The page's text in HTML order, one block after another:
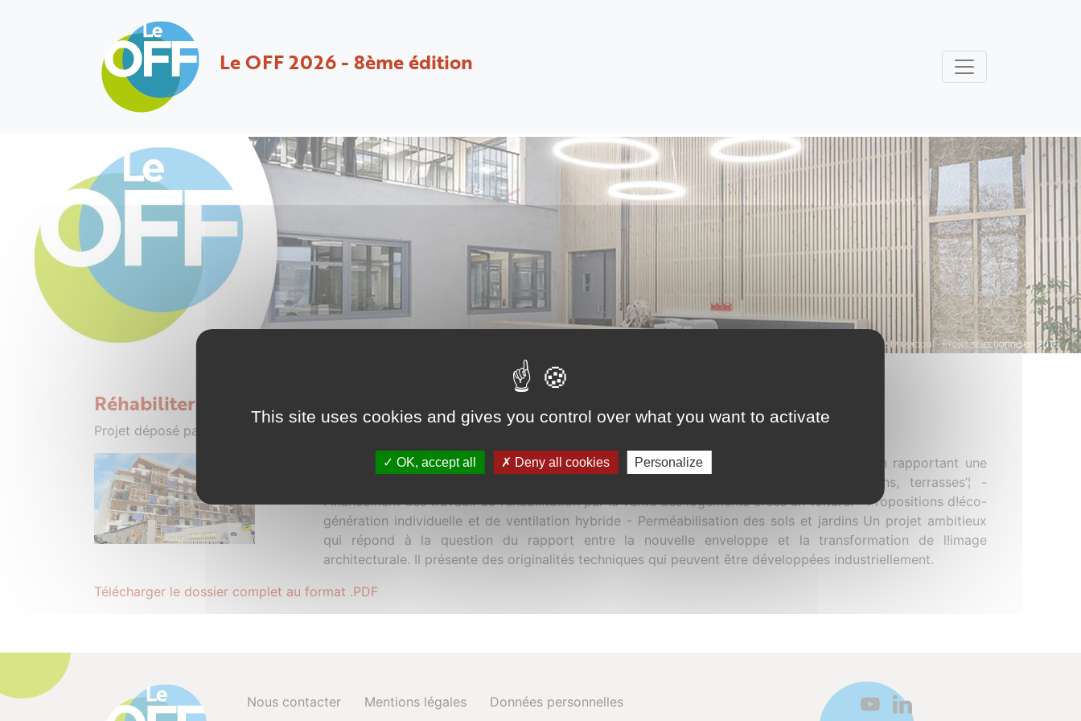
Le OFF 2026 - 8ème édition
Réhabiliter et requalifier un immeuble collectif des années 1950 à "coût zéro"
Projet déposé par PELEGRIN - 30 septembre 2014
- Projet qui renouvelle radicalement l'image d'un bâtiment parisien des années 50-60 en rapportant une
structure métallique support qui permet d'installer des espaces extérieurs : balcons, terrasses’¦ -
Financement des travaux de réhabilitation par la vente des logements créés en toiture. - Propositions d!éco-
génération individuelle et de ventilation hybride - Perméabilisation des sols et jardins Un projet ambitieux
qui répond à la question du rapport entre la nouvelle enveloppe et la transformation de l!image
architecturale. Il présente des originalités techniques qui peuvent être développées industriellement.
Télécharger le dossier complet au format .PDF
Nous contacter Mentions légales Données personnelles
This site uses cookies and gives you control over what you want to activate
OK, accept all Deny all cookies Personalize